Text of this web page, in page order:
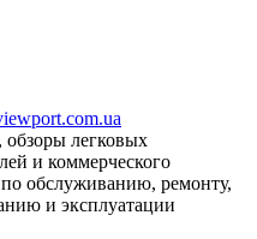
легковых
и коммерческого
обслуживанию, ремонту,
и эксплуатации